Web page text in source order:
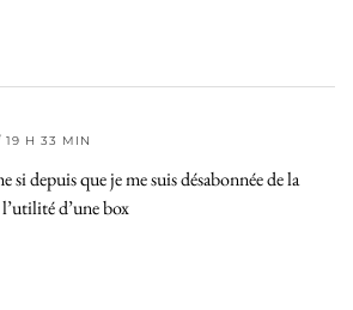
19 H 33 MIN
si depuis que je me suis désabonnée de la
d’une box